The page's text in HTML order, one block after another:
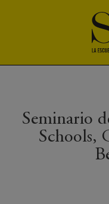
Seminario
Schools,